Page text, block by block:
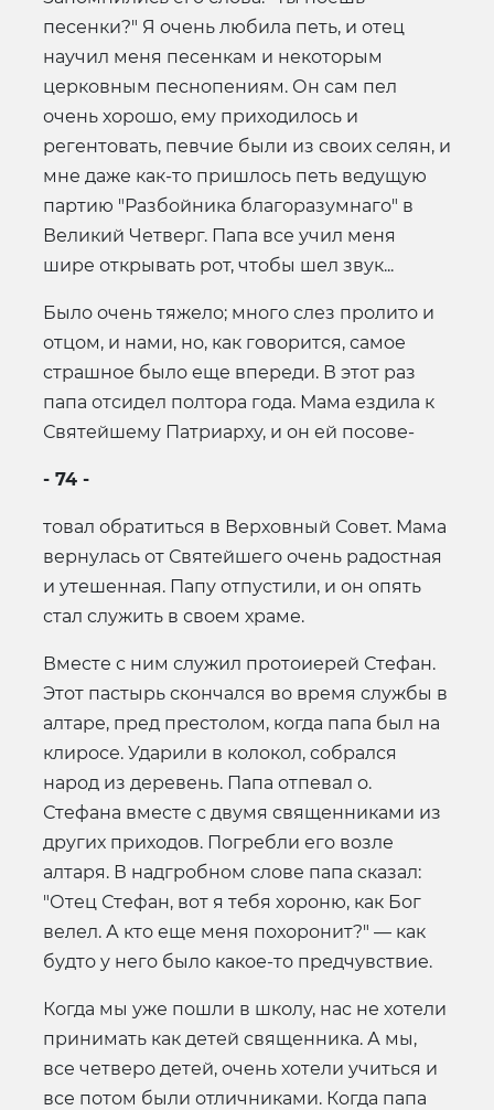
песенки?" Я очень любила петь, и отец
научил меня песенкам и некоторым
церковным песнопениям. Он сам пел
очень хорошо, ему приходилось и
регентовать, певчие были из своих селян, и
мне даже как-то пришлось петь ведущую
партию "Разбойника благоразумнаго" в
Великий Четверг. Папа все учил меня
шире открывать рот, чтобы шел звук...
Было очень тяжело; много слез пролито и
отцом, и нами, но, как говорится, самое
страшное было еще впереди. В этот раз
папа отсидел полтора года. Мама ездила к
Святейшему Патриарху, и он ей посове-
- 74 -
товал обратиться в Верховный Совет. Мама
вернулась от Святейшего очень радостная
и утешенная. Папу отпустили, и он опять
стал служить в своем храме.
Вместе с ним служил протоиерей Стефан.
Этот пастырь скончался во время службы в
алтаре, пред престолом, когда папа был на
клиросе. Ударили в колокол, собрался
народ из деревень. Папа отпевал о.
Стефана вместе с двумя священниками из
других приходов. Погребли его возле
алтаря. В надгробном слове папа сказал:
"Отец Стефан, вот я тебя хороню, как Бог
велел. А кто еще меня похоронит?" — как
будто у него было какое-то предчувствие.
Когда мы уже пошли в школу, нас не хотели
принимать как детей священника. А мы,
все четверо детей, очень хотели учиться и
все потом были отличниками. Когда папа